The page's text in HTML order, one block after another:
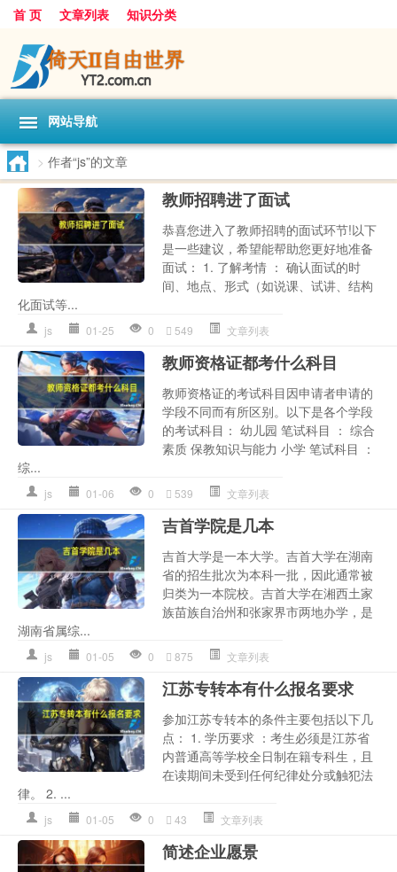
首 页 文章列表 知识分类
网站导航
> 作者“js”的文章
教师招聘进了面试
恭喜您进入了教师招聘的面试环节!以下
是一些建议，希望能帮助您更好地准备
面试： 1. 了解考情 ： 确认面试的时
间、地点、形式（如说课、试讲、结构
化面试等...
js 01-25 0 549 文章列表
教师资格证都考什么科目
教师资格证的考试科目因申请者申请的
学段不同而有所区别。以下是各个学段
的考试科目： 幼儿园 笔试科目 ： 综合
素质 保教知识与能力 小学 笔试科目 ：
综...
js 01-06 0 539 文章列表
吉首学院是几本
吉首大学是一本大学。吉首大学在湖南
省的招生批次为本科一批，因此通常被
归类为一本院校。吉首大学在湘西土家
族苗族自治州和张家界市两地办学，是
湖南省属综...
js 01-05 0 875 文章列表
江苏专转本有什么报名要求
参加江苏专转本的条件主要包括以下几
点： 1. 学历要求 ：考生必须是江苏省
内普通高等学校全日制在籍专科生，且
在读期间未受到任何纪律处分或触犯法
律。 2. ...
js 01-05 0 43 文章列表
简述企业愿景